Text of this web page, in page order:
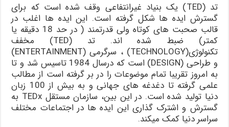
تد (TED) یک بنیاد غیرانتفاعی وقف شده است که برای
گسترش ایده ها شکل گرفته است. این ایده ها اغلب در
قالب صحبت های کوتاه ولی قدرتمند ( در حد 18 دقیقه یا
کمتر) ضبط شده اند. تد (TED) مخفف
تکنولوژی(TECHNOLOGY) ، سرگرمی (ENTERTAINMENT)
و طراحی (DESIGN) است که درسال 1984 تاسیس شد و تا
به امروز تقریبا تمام موضوعات را در بر گرفته است از مطالب
علمی گرفته تا دغدغه های جهانی و به بیش از 100 زبان
دنیا تولید شده است. در این بین، سازمان مستقل TEDx به
گسترش و اشترک گذاری این ایده ها در اجتماعات مختلف
سراسر دنیا کمک میکند.